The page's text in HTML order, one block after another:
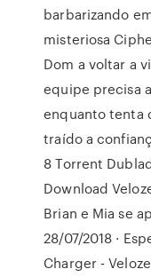
barbarizando
misteriosa
Dom a voltar a
equipe precisa
enquanto tenta
traído a
8 Torrent
Download
Brian e Mia se
28/07/2018 ·
Charger -